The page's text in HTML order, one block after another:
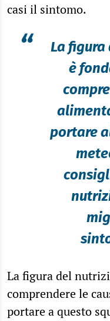
casi il sintomo.
“
La
è
portare
La figura del
comprendere le
portare a questo